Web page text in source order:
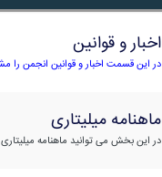
اخبار و قوانین
در این قسمت اخبار و قوانین انجمن را
ماهنامه میلیتاری
در این بخش می توانید ماهنامه